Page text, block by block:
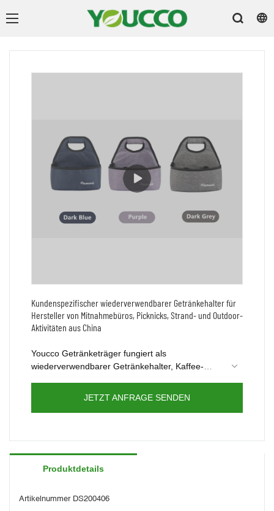
Kundenspezifischer wiederverwendbarer Getränkehalter für
Hersteller von Mitnahmebüros, Picknicks, Strand- und Outdoor-
Aktivitäten aus China
Youcco Getränketräger fungiert als
wiederverwendbarer Getränkehalter, Kaffee-
Kaffeegetränke-Lieferbeutel. Perfekt für
oder die Tasche nach Ihrem Design ändern.
JETZT ANFRAGE SENDEN
Produktdetails
Artikelnummer DS200406